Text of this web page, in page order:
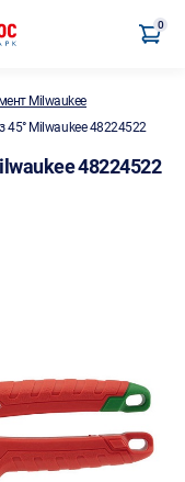
0
Milwaukee
Milwaukee 48224522
48224522